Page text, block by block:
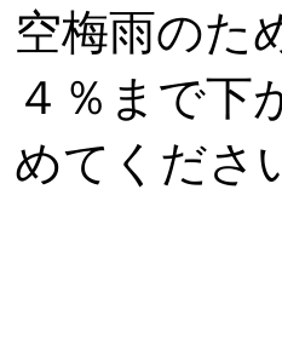
空梅雨のた
４％まで下
めてくださ